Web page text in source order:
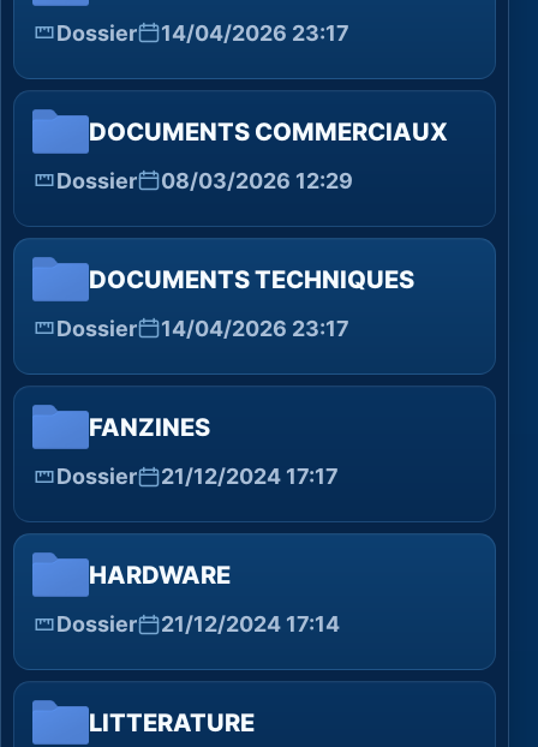
Dossier 14/04/2026 23:17
DOCUMENTS COMMERCIAUX
Dossier 08/03/2026 12:29
DOCUMENTS TECHNIQUES
Dossier 14/04/2026 23:17
FANZINES
Dossier 21/12/2024 17:17
HARDWARE
Dossier 21/12/2024 17:14
LITTERATURE